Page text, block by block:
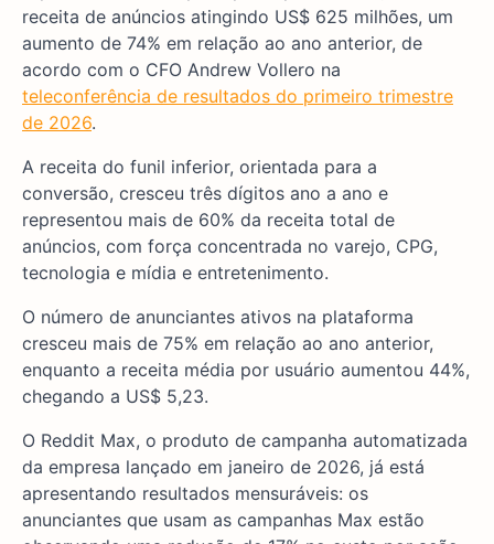
receita de anúncios atingindo US$ 625 milhões, um
aumento de 74% em relação ao ano anterior, de
acordo com o CFO Andrew Vollero na
teleconferência de resultados do primeiro trimestre
de 2026.
A receita do funil inferior, orientada para a
conversão, cresceu três dígitos ano a ano e
representou mais de 60% da receita total de
anúncios, com força concentrada no varejo, CPG,
tecnologia e mídia e entretenimento.
O número de anunciantes ativos na plataforma
cresceu mais de 75% em relação ao ano anterior,
enquanto a receita média por usuário aumentou 44%,
chegando a US$ 5,23.
O Reddit Max, o produto de campanha automatizada
da empresa lançado em janeiro de 2026, já está
apresentando resultados mensuráveis: os
anunciantes que usam as campanhas Max estão